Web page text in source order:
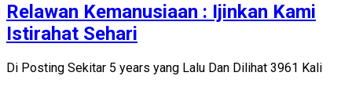
Relawan Kemanusiaan : Ijinkan Kami
Istirahat Sehari
Di Posting Sekitar 5 years yang Lalu Dan Dilihat 3961 Kali